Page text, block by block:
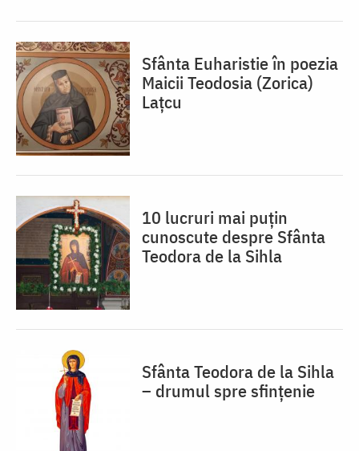
Sfânta Euharistie în poezia
Maicii Teodosia (Zorica)
Lațcu
10 lucruri mai puțin
cunoscute despre Sfânta
Teodora de la Sihla
Sfânta Teodora de la Sihla
– drumul spre sfințenie